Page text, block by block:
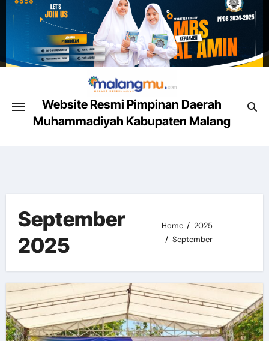
Skip
Website Resmi Pimpinan Daerah
Muhammadiyah Kabupaten Malang
September
2025
Home
2025
September